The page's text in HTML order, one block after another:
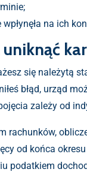
na ich
się należytą
błąd, urząd
zależy od
od końca